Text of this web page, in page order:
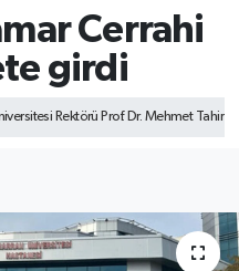
Cerrahi
girdi
Rektörü Prof. Dr. Mehmet Tahir